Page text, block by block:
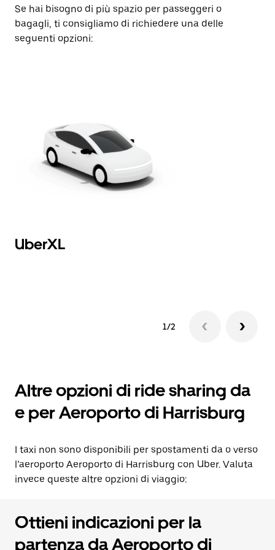
Se hai bisogno di più spazio per passeggeri o
bagagli, ti consigliamo di richiedere una delle
seguenti opzioni:
UberXL
1/2
Altre opzioni di ride sharing da
e per Aeroporto di Harrisburg
I taxi non sono disponibili per spostamenti da o verso
l’aeroporto Aeroporto di Harrisburg con Uber. Valuta
invece queste altre opzioni di viaggio:
Ottieni indicazioni per la
partenza da Aeroporto di